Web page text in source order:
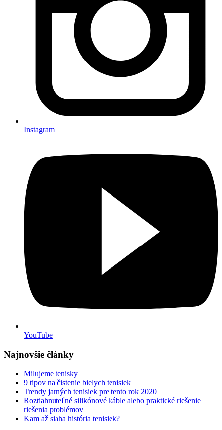
Instagram
YouTube
Najnovšie články
Milujeme tenisky
9 tipov na čistenie bielych tenisiek
Trendy jarných tenisiek pre tento rok 2020
Roztiahnuteľné silikónové káble alebo praktické riešenie
riešenia problémov
Kam až siaha história tenisiek?